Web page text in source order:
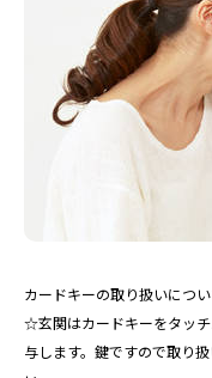
カードキーの取り扱いにつ
☆玄関はカードキーをタッ
与します。鍵ですので取り